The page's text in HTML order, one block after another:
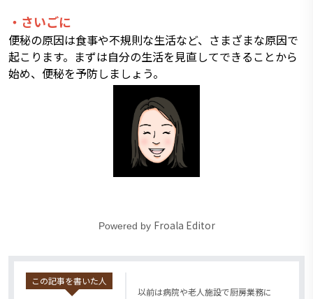
・さいごに
便秘の原因は食事や不規則な生活など、さまざまな原因で
起こります。まずは自分の生活を見直してできることから
始め、便秘を予防しましょう。
Powered by Froala Editor
この記事を書いた人
以前は病院や老人施設で厨房業務に